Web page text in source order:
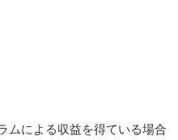
ムによる収益を得ている場合